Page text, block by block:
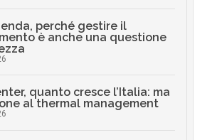
perché gestire il
è anche una questione
quanto cresce l’Italia: ma
al thermal management